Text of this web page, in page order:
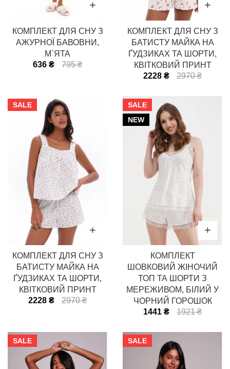
КОМПЛЕКТ ДЛЯ СНУ З
АЖУРНОЇ БАВОВНИ,
М`ЯТА
636 ₴
795 ₴
КОМПЛЕКТ ДЛЯ СНУ З
БАТИСТУ МАЙКА НА
ҐУДЗИКАХ ТА ШОРТИ,
КВІТКОВИЙ ПРИНТ
2228 ₴
2970 ₴
SALE
КОМПЛЕКТ ДЛЯ СНУ З
БАТИСТУ МАЙКА НА
ҐУДЗИКАХ ТА ШОРТИ,
КВІТКОВИЙ ПРИНТ
2228 ₴
2970 ₴
SALE
NEW
КОМПЛЕКТ
ШОВКОВИЙ ЖІНОЧИЙ
ТОП ТА ШОРТИ З
МЕРЕЖИВОМ, БІЛИЙ У
ЧОРНИЙ ГОРОШОК
1441 ₴
1921 ₴
SALE SALE